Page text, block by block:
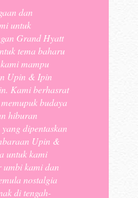
dan
untuk
Grand Hyatt
tema baharu
mampu
Upin & Ipin
Kami berhasrat
budaya
hiburan
dipentaskan
Upin &
untuk kami
umbi kami dan
nostalgia
di tengah-